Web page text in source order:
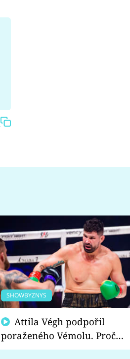
SHOWBYZNYS
poraženého Vémolu. Proč
chce raději zápasit s ním než